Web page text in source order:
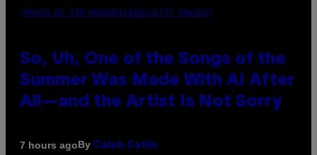
(PHOTO BY TIM MOSENFELDER/GETTY IMAGES)
So, Uh, One of the Songs of the
Summer Was Made With AI After
All—and the Artist Is Not Sorry
7 hours agoBy Caleb Catlin